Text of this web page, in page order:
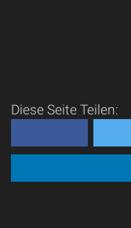
Diese Seite Teilen: